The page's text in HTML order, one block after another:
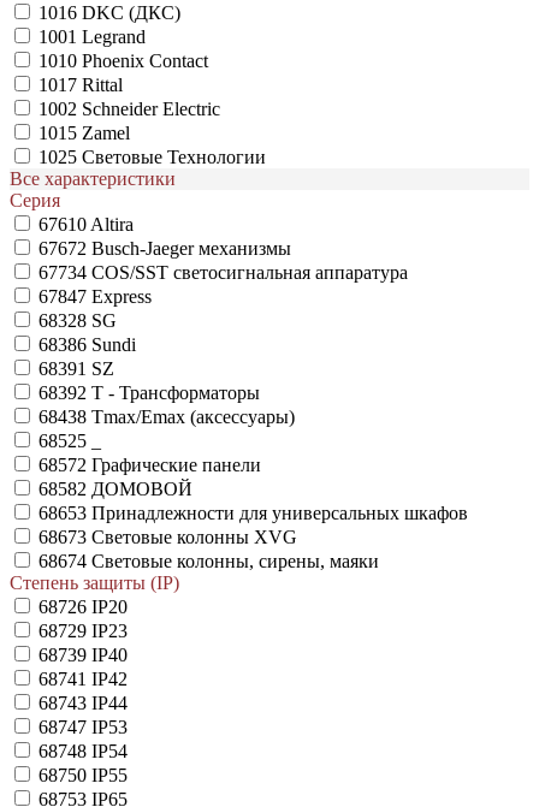
1016 DKC (ДКС)
1001 Legrand
1010 Phoenix Contact
1017 Rittal
1002 Schneider Electric
1015 Zamel
1025 Световые Технологии
Все характеристики
Серия
67610 Altira
67672 Busch-Jaeger механизмы
67734 COS/SST светосигнальная аппаратура
67847 Express
68328 SG
68386 Sundi
68391 SZ
68392 T - Трансформаторы
68438 Tmax/Emax (аксессуары)
68525
68572 Графические панели
68582 ДОМОВОЙ
68653 Принадлежности для универсальных шкафов
68673 Световые колонны XVG
68674 Световые колонны, сирены, маяки
Степень защиты (IP)
68726 IP20
68729 IP23
68739 IP40
68741 IP42
68743 IP44
68747 IP53
68748 IP54
68750 IP55
68753 IP65